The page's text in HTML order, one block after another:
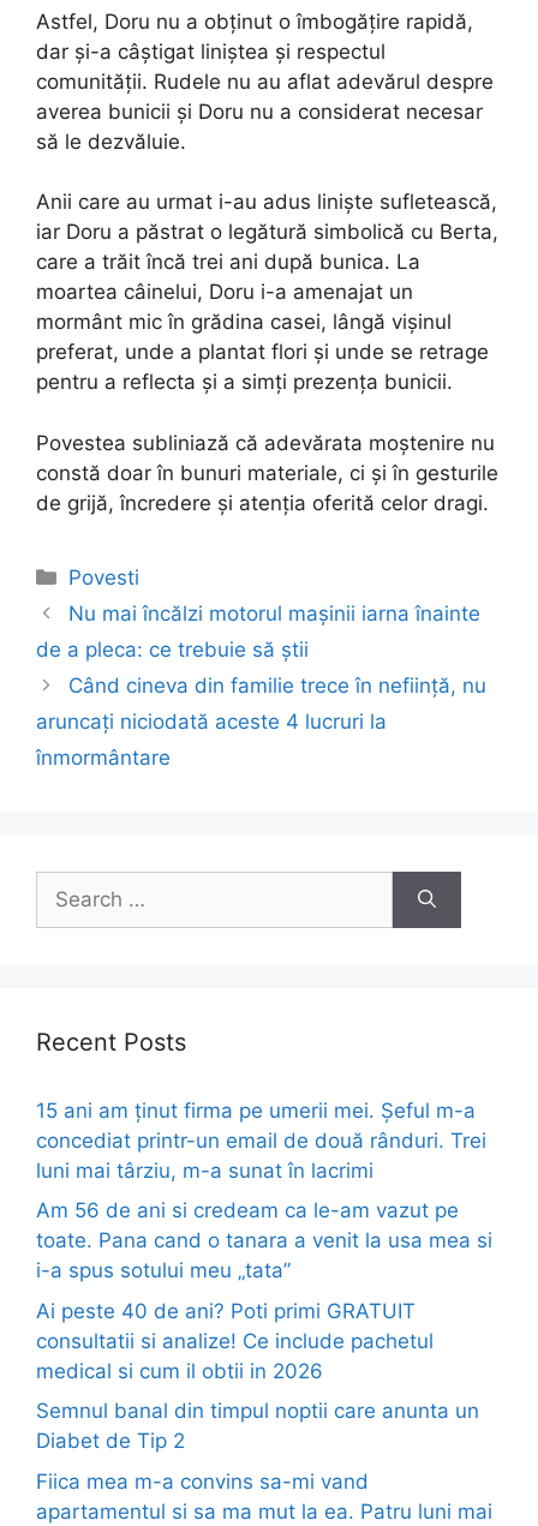
Astfel, Doru nu a obținut o îmbogățire rapidă,
dar și-a câștigat liniștea și respectul
comunității. Rudele nu au aflat adevărul despre
averea bunicii și Doru nu a considerat necesar
să le dezvăluie.
Anii care au urmat i-au adus liniște sufletească,
iar Doru a păstrat o legătură simbolică cu Berta,
care a trăit încă trei ani după bunica. La
moartea câinelui, Doru i-a amenajat un
mormânt mic în grădina casei, lângă vișinul
preferat, unde a plantat flori și unde se retrage
pentru a reflecta și a simți prezența bunicii.
Povestea subliniază că adevărata moștenire nu
constă doar în bunuri materiale, ci și în gesturile
de grijă, încredere și atenția oferită celor dragi.
Categories
Povesti
Post
navigation
Nu mai încălzi motorul mașinii iarna înainte
de a pleca: ce trebuie să știi
Când cineva din familie trece în neființă, nu
aruncați niciodată aceste 4 lucruri la
înmormântare
for:
Recent Posts
15 ani am ținut firma pe umerii mei. Șeful m-a
concediat printr-un email de două rânduri. Trei
luni mai târziu, m-a sunat în lacrimi
Am 56 de ani si credeam ca le-am vazut pe
toate. Pana cand o tanara a venit la usa mea si
i-a spus sotului meu „tata”
Ai peste 40 de ani? Poti primi GRATUIT
consultatii si analize! Ce include pachetul
medical si cum il obtii in 2026
Semnul banal din timpul noptii care anunta un
Diabet de Tip 2
Fiica mea m-a convins sa-mi vand
apartamentul si sa ma mut la ea. Patru luni mai